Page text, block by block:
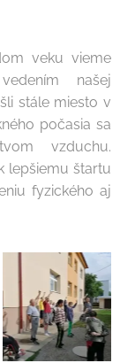
veku vieme
našej
stále miesto v
počasia sa
vzduchu.
lepšiemu štartu
fyzického aj